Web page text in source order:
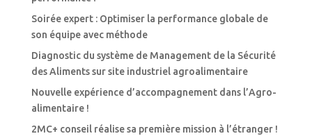
Soirée expert : Optimiser la performance globale de
son équipe avec méthode
Diagnostic du système de Management de la Sécurité
des Aliments sur site industriel agroalimentaire
Nouvelle expérience d’accompagnement dans l’Agro-
alimentaire !
2MC+ conseil réalise sa première mission à l’étranger !